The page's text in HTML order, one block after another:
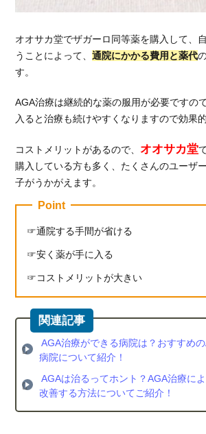
オオサカ堂でザガーロ同等薬を購入して、
うことによって、通院にかかる費用と薬代
す。
AGA治療は継続的な薬の服用が必要ですの
入ると治療も続けやすくなりますので効果的
コストメリットがあるので、 オオサカ堂
購入している方も多く、たくさんのユーザ
子がうかがえます。
Point
通院する手間が省ける
安く薬が手に入る
コストメリットが大きい
AGA治療ができる病院は？おすすめ
病院について紹介！
AGAは治るってホント？AGA治療に
改善する方法についてご紹介！